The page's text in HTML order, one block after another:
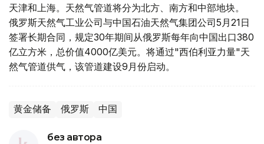
天津和上海。天然气管道将分为北方、南方和中部地块。
俄罗斯天然气工业公司与中国石油天然气集团公司5月21日
签署长期合同，规定30年期间从俄罗斯每年向中国出口380
亿立方米，总价值4000亿美元。将通过"西伯利亚力量"天
然气管道供气，该管道建设9月份启动。
黄金储备 俄罗斯 中国
без автора